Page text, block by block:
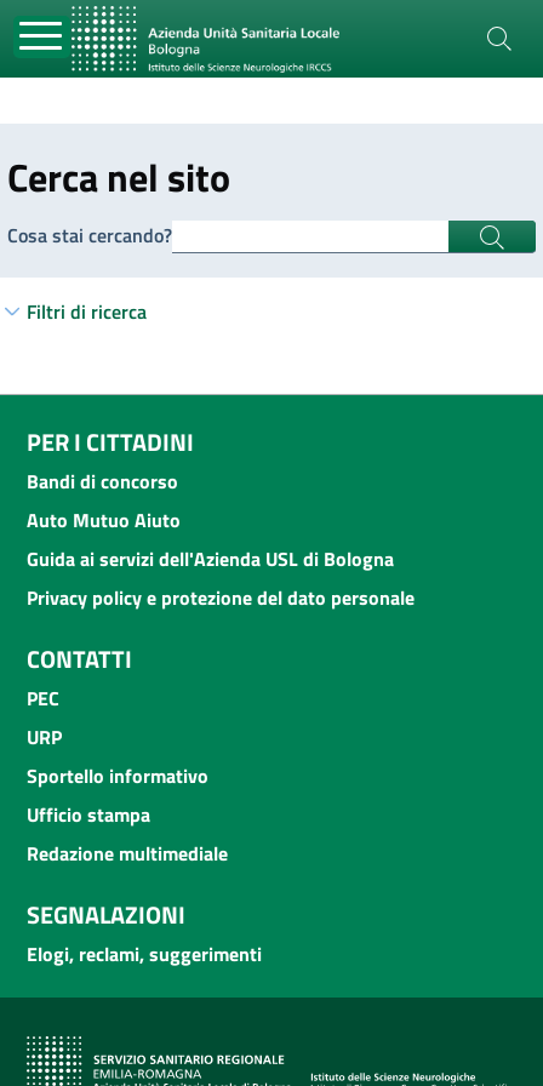
Cerca nel sito
Cosa stai cercando?
Filtri di ricerca
PER I CITTADINI
Bandi di concorso
Auto Mutuo Aiuto
Guida ai servizi dell'Azienda USL di Bologna
Privacy policy e protezione del dato personale
CONTATTI
PEC
URP
Sportello informativo
Ufficio stampa
Redazione multimediale
SEGNALAZIONI
Elogi, reclami, suggerimenti